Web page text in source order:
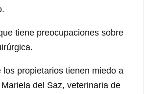
tiene preocupaciones sobre
los propietarios tienen miedo a
del Saz, veterinaria de